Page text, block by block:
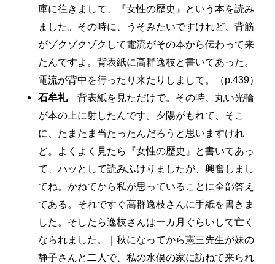
庫に往きまして、『女性の歴史』という本を読み
ました。その時に、うそみたいですけれど、背筋
がゾクゾクゾクして電流がその本から伝わって来
たんですよ。背表紙に高群逸枝と書いてあった。
電流が背中を行ったり来たりしまして。（p.439）
石牟礼背表紙を見ただけで。その時、丸い光輪
が本の上に射したんです。夕陽がもれて、そこ
に、たまたま当たったんだろうと思いますけれ
ど。よくよく見たら『女性の歴史』と書いてあっ
て、ハッとして読みふけりましたが、興奮しまし
てね。かねてから私が思っていることに全部答え
てある。それですぐ高群逸枝さんに手紙を書きま
した。そしたら逸枝さんは一カ月ぐらいして亡く
なられました。｜秋になってから憲三先生が妹の
静子さんと二人で、私の水俣の家に訪ねて来られ